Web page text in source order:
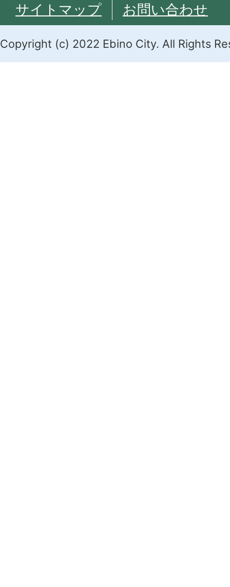
サイトマップ
お問い合わせ
Copyright (c) 2022 Ebino City. All Rights